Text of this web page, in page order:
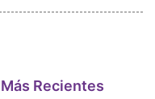
Más Recientes